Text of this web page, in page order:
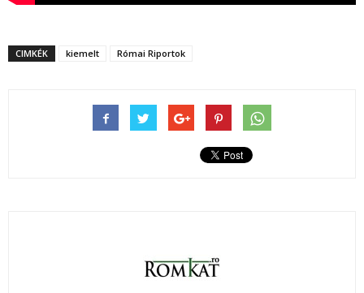
CIMKÉK kiemelt Római Riportok